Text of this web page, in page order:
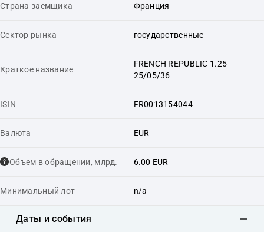
Страна заемщика Франция
Сектор рынка государственные
Краткое название
FRENCH REPUBLIC 1.25
25/05/36
ISIN FR0013154044
Валюта EUR
Объем в обращении, млрд. 6.00 EUR
Минимальный лот n/a
Даты и события